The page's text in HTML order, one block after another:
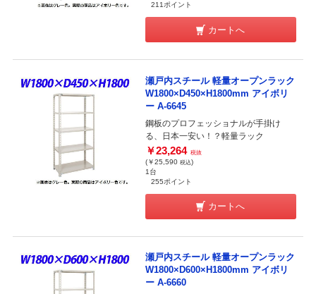
211ポイント
カートへ
瀬戸内スチール 軽量オープンラック
W1800×D450×H1800mm アイボリ
ー A-6645
鋼板のプロフェッショナルが手掛け
る、日本一安い！？軽量ラック
￥23,264 税抜
(￥25,590 税込)
1台
255ポイント
カートへ
瀬戸内スチール 軽量オープンラック
W1800×D600×H1800mm アイボリ
ー A-6660